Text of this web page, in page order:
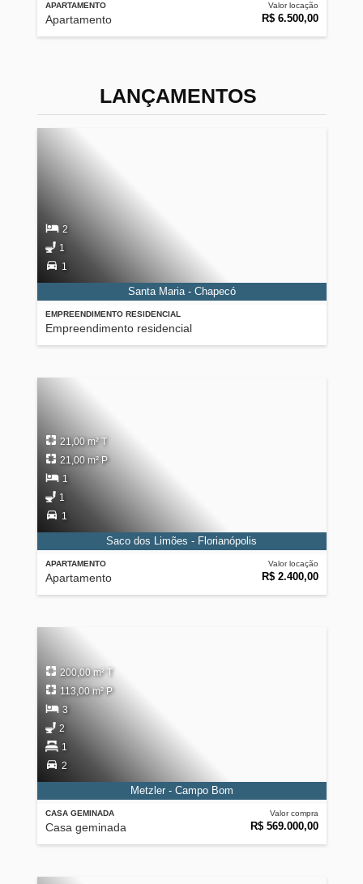
APARTAMENTO
Apartamento
Valor locação
R$ 6.500,00
LANÇAMENTOS
EMPREENDIMENTO RESIDENCIAL
Empreendimento residencial
2
1
1
Santa Maria - Chapecó
APARTAMENTO
Apartamento
Valor locação
R$ 2.400,00
21,00 m² T
21,00 m² P
1
1
1
Saco dos Limões - Florianópolis
CASA GEMINADA
Casa geminada
Valor compra
R$ 569.000,00
200,00 m² T
113,00 m² P
3
2
1
2
Metzler - Campo Bom